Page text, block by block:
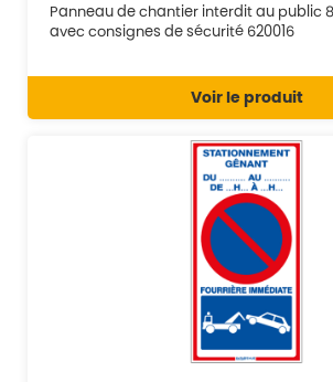
Panneau de chantier interdit au public
avec consignes de sécurité 620016
Voir le produit